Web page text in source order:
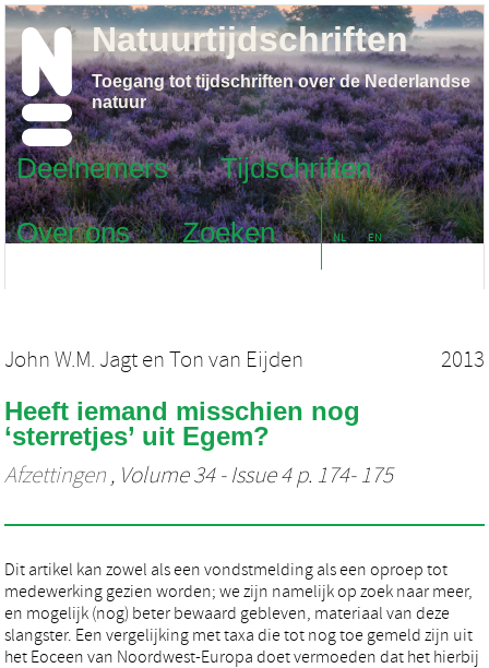
Deelnemers
Tijdschriften
Over ons
Zoeken NL EN
Natuurtijdschriften
Toegang tot tijdschriften over de Nederlandse
natuur
John W.M. Jagt en Ton van Eijden 2013
Heeft iemand misschien nog
‘sterretjes’ uit Egem?
Afzettingen , Volume 34 - Issue 4 p. 174- 175
Dit artikel kan zowel als een vondstmelding als een oproep tot
medewerking gezien worden; we zijn namelijk op zoek naar meer,
en mogelijk (nog) beter bewaard gebleven, materiaal van deze
slangster. Een vergelijking met taxa die tot nog toe gemeld zijn uit
het Eoceen van Noordwest-Europa doet vermoeden dat het hierbij